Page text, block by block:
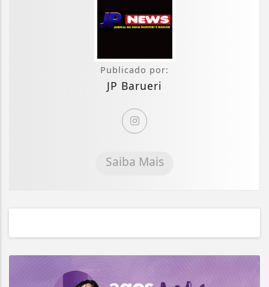
Publicado por:
JP Barueri
Saiba Mais